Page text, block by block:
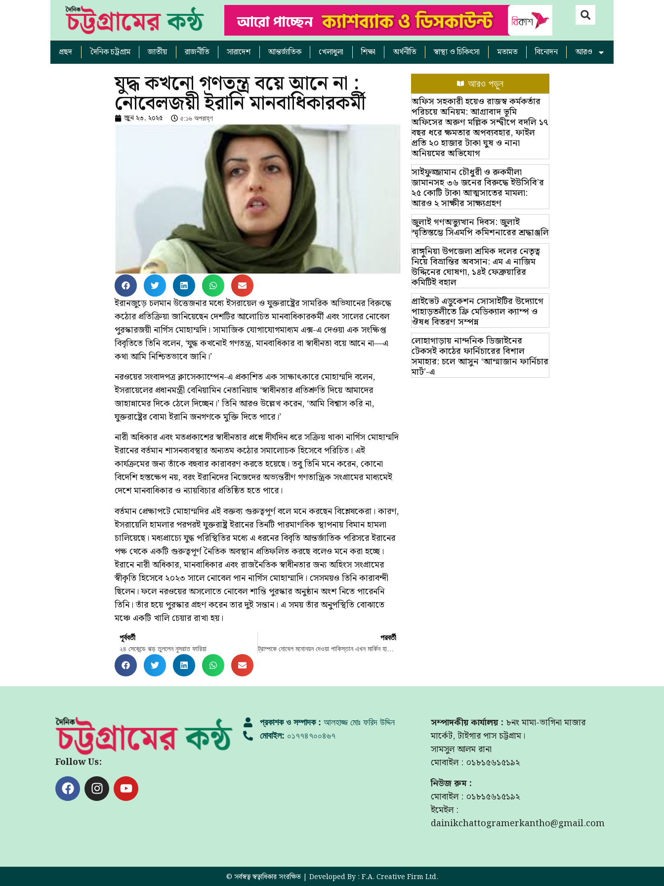
প্রছদ দৈনিক চট্রগ্রাম জাতীয় রাজনীতি সারাদেশ আন্তর্জাতিক খেলাধুলা শিক্ষা অর্থনীতি স্বাস্থ্য ও চিকিৎসা মতামত বিনোদন আরও
যুদ্ধ কখনো গণতন্ত্র বয়ে আনে না :
নোবেলজয়ী ইরানি মানবাধিকারকর্মী
জুন ২৩, ২০২৫ ৫:১৬ অপরাহ্ণ
ইরানজুড়ে চলমান উত্তেজনার মধ্যে ইসরায়েল ও যুক্তরাষ্ট্রের সামরিক অভিযানের বিরুদ্ধে
কঠোর প্রতিক্রিয়া জানিয়েছেন দেশটির আলোচিত মানবাধিকারকর্মী এবং সালের নোবেল
পুরস্কারজয়ী নার্গিস মোহাম্মদি। সামাজিক যোগাযোগমাধ্যম এক্স-এ দেওয়া এক সংক্ষিপ্ত
বিবৃতিতে তিনি বলেন, ‘যুদ্ধ কখনোই গণতন্ত্র, মানবাধিকার বা স্বাধীনতা বয়ে আনে না—এ
কথা আমি নিশ্চিতভাবে জানি।’
নরওয়ের সংবাদপত্র ক্লাসেক্যাম্পেন-এ প্রকাশিত এক সাক্ষাৎকারে মোহাম্মদি বলেন,
ইসরায়েলের প্রধানমন্ত্রী বেনিয়ামিন নেতানিয়াহু ‘স্বাধীনতার প্রতিশ্রুতি দিয়ে আমাদের
জাহান্নামের দিকে ঠেলে দিচ্ছেন।’ তিনি আরও উল্লেখ করেন, ‘আমি বিশ্বাস করি না,
যুক্তরাষ্ট্রের বোমা ইরানি জনগণকে মুক্তি দিতে পারে।’
নারী অধিকার এবং মতপ্রকাশের স্বাধীনতার প্রশ্নে দীর্ঘদিন ধরে সক্রিয় থাকা নার্গিস মোহাম্মদি
ইরানের বর্তমান শাসনব্যবস্থার অন্যতম কঠোর সমালোচক হিসেবে পরিচিত। এই
কার্যক্রমের জন্য তাঁকে বহুবার কারাবরণ করতে হয়েছে। তবু তিনি মনে করেন, কোনো
বিদেশি হস্তক্ষেপ নয়, বরং ইরানিদের নিজেদের অভ্যন্তরীণ গণতান্ত্রিক সংগ্রামের মাধ্যমেই
দেশে মানবাধিকার ও ন্যায়বিচার প্রতিষ্ঠিত হতে পারে।
বর্তমান প্রেক্ষাপটে মোহাম্মদির এই বক্তব্য গুরুত্বপূর্ণ বলে মনে করছেন বিশ্লেষকেরা। কারণ,
ইসরায়েলি হামলার পরপরই যুক্তরাষ্ট্র ইরানের তিনটি পারমাণবিক স্থাপনায় বিমান হামলা
চালিয়েছে। মধ্যপ্রাচ্যে যুদ্ধ পরিস্থিতির মধ্যে এ ধরনের বিবৃতি আন্তর্জাতিক পরিসরে ইরানের
পক্ষ থেকে একটি গুরুত্বপূর্ণ নৈতিক অবস্থান প্রতিফলিত করছে বলেও মনে করা হচ্ছে।
ইরানে নারী অধিকার, মানবাধিকার এবং রাজনৈতিক স্বাধীনতার জন্য অহিংস সংগ্রামের
স্বীকৃতি হিসেবে ২০২৩ সালে নোবেল পান নার্গিস মোহাম্মাদি। সেসময়ও তিনি কারাবন্দী
ছিলেন। ফলে নরওয়ের অসলোতে নোবেল শান্তি পুরস্কার অনুষ্ঠান অংশ নিতে পারেননি
তিনি। তাঁর হয়ে পুরস্কার গ্রহণ করেন তার দুই সন্তান। এ সময় তাঁর অনুপস্থিতি বোঝাতে
মঞ্চে একটি খালি চেয়ার রাখা হয়।
পূর্ববর্তী
২৪ সেকেন্ডে ঝড় তুললেন নুসরাত ফারিয়া
পরবর্তী
আরও পড়ুন
অফিস সহকারী হয়েও রাজস্ব কর্মকর্তার
পরিচয়ে অনিয়ম: আগ্রাবাদ ভূমি
অফিসের অরুণ মল্লিক সন্দ্বীপে বদলি ১৭
বছর ধরে ক্ষমতার অপব্যবহার, ফাইল
প্রতি ২০ হাজার টাকা ঘুষ ও নানা
অনিয়মের অভিযোগ
সাইফুজ্জামান চৌধুরী ও রুকমীলা
জামানসহ ৩৬ জনের বিরুদ্ধে ইউসিবি’র
২৫ কোটি টাকা আত্মসাতের মামলা:
আরও ২ সাক্ষীর সাক্ষ্যগ্রহণ
জুলাই গণঅভ্যুত্থান দিবস: জুলাই
স্মৃতিস্তম্ভে সিএমপি কমিশনারের শ্রদ্ধাঞ্জলি
রাঙ্গুনিয়া উপজেলা শ্রমিক দলের নেতৃত্ব
নিয়ে বিভ্রান্তির অবসান: এম এ নাজিম
উদ্দিনের ঘোষণা, ১৪ই ফেব্রুয়ারির
কমিটিই বহাল
প্রাইভেট এডুকেশন সোসাইটির উদ্যোগে
পাহাড়তলীতে ফ্রি মেডিক্যাল ক্যাম্প ও
ঔষধ বিতরণ সম্পন্ন
লোহাগাড়ায় নান্দনিক ডিজাইনের
টেকসই কাঠের ফার্নিচারের বিশাল
সমাহার: চলে আসুন ‘আম্মাজান ফার্নিচার
মার্ট’-এ
Follow Us:
প্রকাশক ও সম্পাদক : আলহাজ্জ মোঃ ফরিদ উদ্দিন
মোবাইল: ০১৭৭৪৭০০৪৬৭
সম্পাদকীয় কার্যালয় : ৮নং মামা-ভাগিনা মাজার
মার্কেট, টাইগার পাস চট্টগ্রাম।
সামসুল আলম রানা
মোবাইল : ০১৮১৫৬১৫১৯২
নিউজ রুম :
মোবাইল : ০১৮১৫৬১৫১৯২
ইমেইল :
dainikchattogramerkantho@gmail.com
© সর্বস্বত্ব স্বত্বাধিকার সংরক্ষিত | Developed By : F.A. Creative Firm Ltd.